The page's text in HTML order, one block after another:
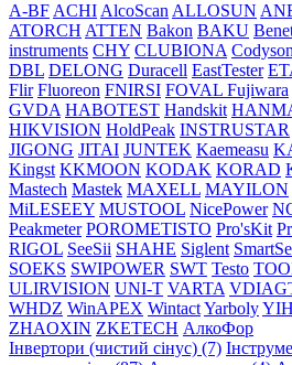
A-BFACHIAlcoScanALLOSUN
ATORCH ATTEN Bakon BAKU
instruments CHY CLUBIONA
DBL DELONG Duracell EastTester
Flir Fluoreon FNIRSI FOVAL Fujiwara
GVDA HABOTEST Handskit
HIKVISION HoldPeak INSTRUSTAR
JIGONG JITAI JUNTEK Kaemeasu
Kingst KKMOON KODAK KORAD
Mastech Mastek MAXELL MAYILON
MiLESEEY MUSTOOL NicePower
Peakmeter POROMETISTO Pro'sKit
RIGOL SeeSii SHAHE Siglent
SOEKS SWIPOWER SWT Testo
ULIRVISION UNI-T VARTA
WHDZ WinAPEX WintactYarboly
ZHAOXIN ZKETECH АлкоФор
Інвертори (чистий сінус) (7)